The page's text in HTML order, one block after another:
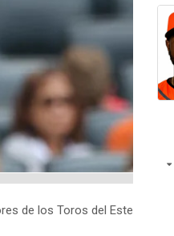
de los Toros del Este